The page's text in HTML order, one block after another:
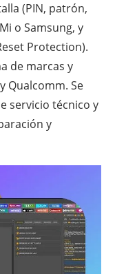
(PIN, patrón,
o Samsung, y
Protection).
de marcas y
Qualcomm. Se
servicio técnico y
y